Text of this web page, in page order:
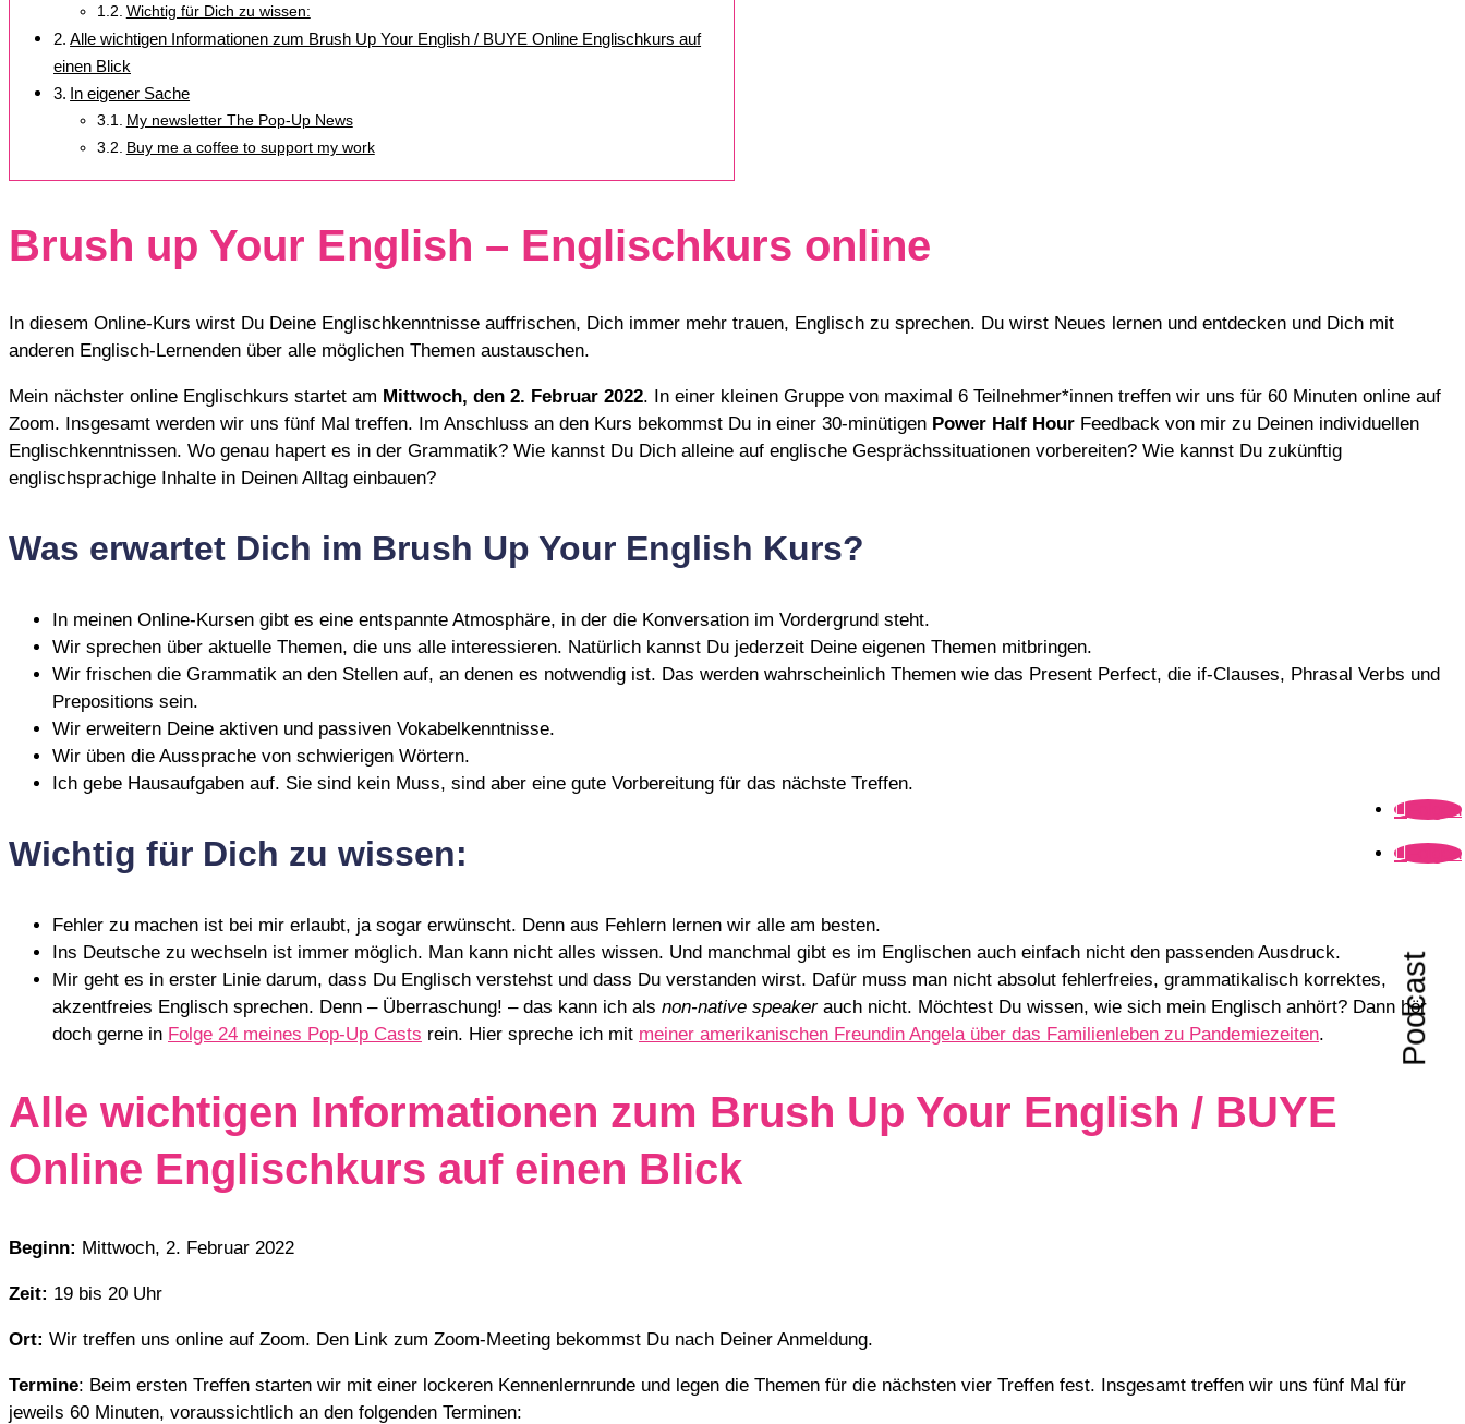
Wichtig für Dich zu wissen:
Alle wichtigen Informationen zum Brush Up Your English / BUYE Online Englischkurs auf
einen Blick
In eigener Sache
My newsletter The Pop-Up News
Buy me a coffee to support my work
Brush up Your English – Englischkurs online
In diesem Online-Kurs wirst Du Deine Englischkenntnisse auffrischen, Dich immer mehr trauen, Englisch zu sprechen. Du wirst Neues lernen und entdecken und Dich mit
anderen Englisch-Lernenden über alle möglichen Themen austauschen.
Mein nächster online Englischkurs startet am Mittwoch, den 2. Februar 2022. In einer kleinen Gruppe von maximal 6 Teilnehmer*innen treffen wir uns für 60 Minuten online auf
Zoom. Insgesamt werden wir uns fünf Mal treffen. Im Anschluss an den Kurs bekommst Du in einer 30-minütigen Power Half Hour Feedback von mir zu Deinen individuellen
Englischkenntnissen. Wo genau hapert es in der Grammatik? Wie kannst Du Dich alleine auf englische Gesprächssituationen vorbereiten? Wie kannst Du zukünftig
englischsprachige Inhalte in Deinen Alltag einbauen?
Was erwartet Dich im Brush Up Your English Kurs?
In meinen Online-Kursen gibt es eine entspannte Atmosphäre, in der die Konversation im Vordergrund steht.
Wir sprechen über aktuelle Themen, die uns alle interessieren. Natürlich kannst Du jederzeit Deine eigenen Themen mitbringen.
Wir frischen die Grammatik an den Stellen auf, an denen es notwendig ist. Das werden wahrscheinlich Themen wie das Present Perfect, die if-Clauses, Phrasal Verbs und
Prepositions sein.
Wir erweitern Deine aktiven und passiven Vokabelkenntnisse.
Wir üben die Aussprache von schwierigen Wörtern.
Ich gebe Hausaufgaben auf. Sie sind kein Muss, sind aber eine gute Vorbereitung für das nächste Treffen.
Wichtig für Dich zu wissen:
Fehler zu machen ist bei mir erlaubt, ja sogar erwünscht. Denn aus Fehlern lernen wir alle am besten.
Ins Deutsche zu wechseln ist immer möglich. Man kann nicht alles wissen. Und manchmal gibt es im Englischen auch einfach nicht den passenden Ausdruck.
Mir geht es in erster Linie darum, dass Du Englisch verstehst und dass Du verstanden wirst. Dafür muss man nicht absolut fehlerfreies, grammatikalisch korrektes,
akzentfreies Englisch sprechen. Denn – Überraschung! – das kann ich als non-native speakerauch nicht. Möchtest Du wissen, wie sich mein Englisch anhört? Dann hör
doch gerne in Folge 24 meines Pop-Up Casts rein. Hier spreche ich mit meiner amerikanischen Freundin Angela über das Familienleben zu Pandemiezeiten.
Alle wichtigen Informationen zum Brush Up Your English / BUYE
Online Englischkurs auf einen Blick
Beginn: Mittwoch, 2. Februar 2022
Zeit: 19 bis 20 Uhr
Ort: Wir treffen uns online auf Zoom. Den Link zum Zoom-Meeting bekommst Du nach Deiner Anmeldung.
Termine: Beim ersten Treffen starten wir mit einer lockeren Kennenlernrunde und legen die Themen für die nächsten vier Treffen fest. Insgesamt treffen wir uns fünf Mal für
jeweils 60 Minuten, voraussichtlich an den folgenden Terminen:
Folgen
Folgen
Podcast